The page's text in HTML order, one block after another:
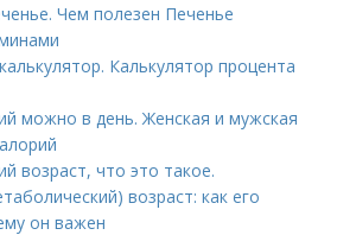
Чем полезен Печенье
Калькулятор процента
можно в день. Женская и мужская
возраст, что это такое.
возраст: как его
он важен